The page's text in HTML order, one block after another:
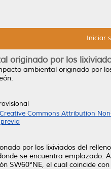
Iniciar
originado por los
ambiental originado por
Creative Commons Attribution
por los lixiviados del
se encuentra emplazado.
SW60°NE, el cual coincide